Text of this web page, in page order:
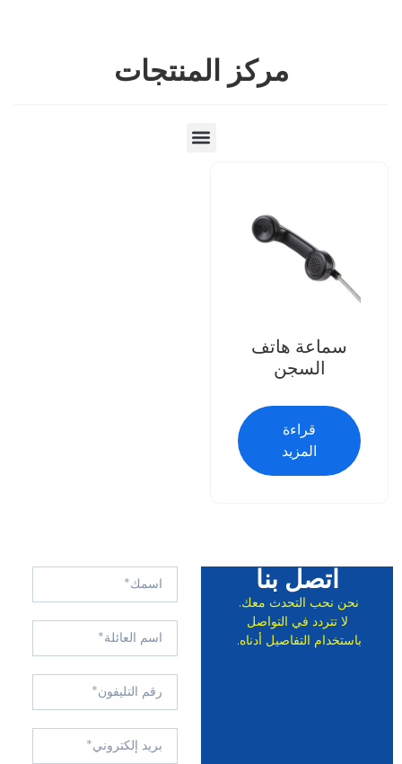
مركز المنتجات
سماعة هاتف
السجن
قراءة
المزيد
اتصل بنا
نحن نحب التحدث معك.
لا تتردد في التواصل
باستخدام التفاصيل أدناه.